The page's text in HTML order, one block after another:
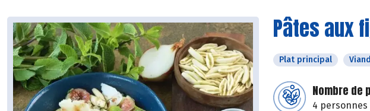
Pâtes aux
Plat principal
Nombre de
4 personnes